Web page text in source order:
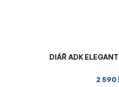
DIÁŘ ADK
2 590